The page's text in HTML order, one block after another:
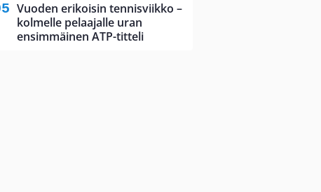
Vuoden erikoisin tennisviikko –
kolmelle pelaajalle uran
ensimmäinen ATP-titteli